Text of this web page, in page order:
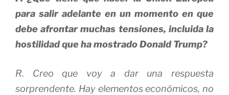
para salir adelante en un momento en que
debe afrontar muchas tensiones, incluida la
hostilidad que ha mostrado Donald Trump?
R. Creo que voy a dar una respuesta
sorprendente. Hay elementos económicos, no